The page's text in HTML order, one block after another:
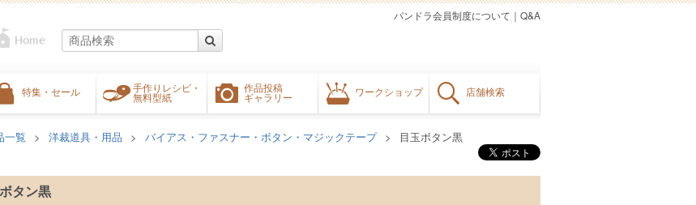
特集・セール
手作りレシピ・
無料型紙
作品投稿
ギャラリー
ワークショップ 店舗検索
Q&A
｜
パンドラ会員制度について
一覧 洋裁道具・用品 バイアス・ファスナー・ボタン・マジックテープ 目玉ボタン黒
タン黒